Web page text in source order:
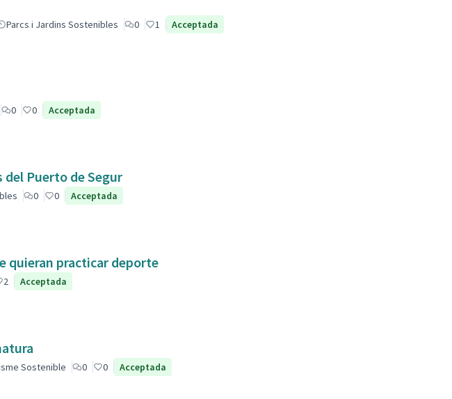
Parcs i Jardins Sostenibles 0 1 Acceptada
0 0 Acceptada
Puerto de Segur
0 0 Acceptada
quieran practicar deporte
2 Acceptada
Sostenible 0 0 Acceptada